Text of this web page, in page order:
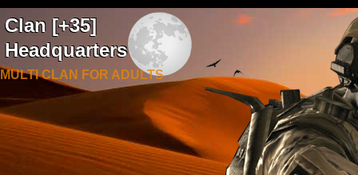
Clan [+35]
Headquarters
MULTI CLAN FOR ADULTS